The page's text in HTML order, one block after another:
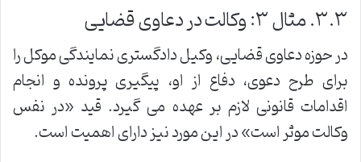
۳.۳. مثال ۳: وکالت در دعاوی قضایی
در حوزه دعاوی قضایی، وکیل دادگستری نمایندگی موکل را
برای طرح دعوی، دفاع از او، پیگیری پرونده و انجام
اقدامات قانونی لازم بر عهده می گیرد. قید «در نفس
وکالت موثر است» در این مورد نیز دارای اهمیت است.